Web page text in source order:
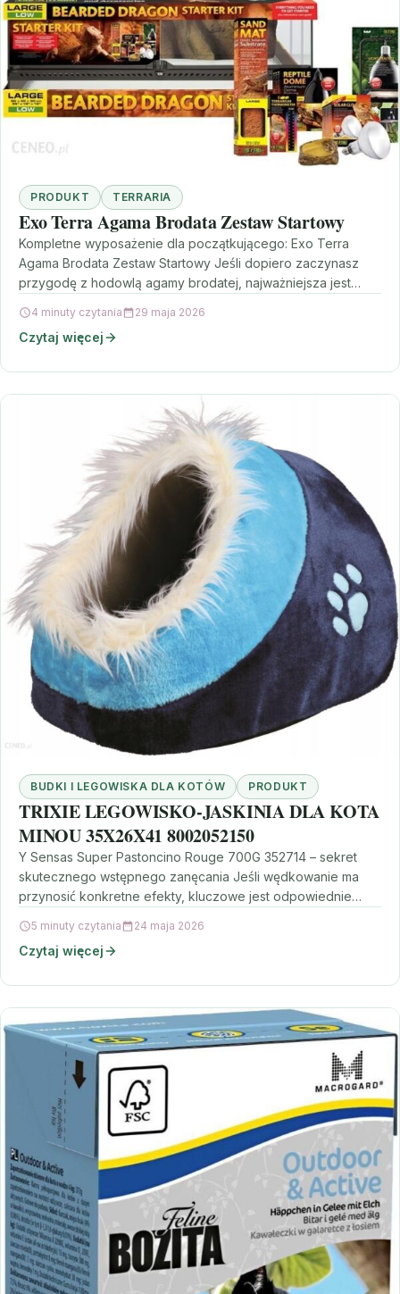
PRODUKT TERRARIA
Exo Terra Agama Brodata Zestaw Startowy
Kompletne wyposażenie dla początkującego: Exo Terra
Agama Brodata Zestaw Startowy Jeśli dopiero zaczynasz
przygodę z hodowlą agamy brodatej, najważniejsza jest
4 minuty czytania 29 maja 2026
Czytaj więcej
BUDKI I LEGOWISKA DLA KOTÓW PRODUKT
TRIXIE LEGOWISKO-JASKINIA DLA KOTA
MINOU 35X26X41 8002052150
Y Sensas Super Pastoncino Rouge 700G 352714 – sekret
skutecznego wstępnego zanęcania Jeśli wędkowanie ma
przynosić konkretne efekty, kluczowe jest odpowiednie
5 minuty czytania 24 maja 2026
Czytaj więcej